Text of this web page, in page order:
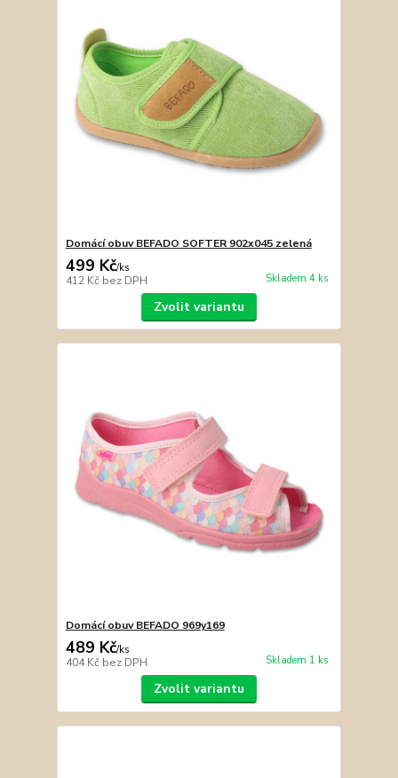
Domácí obuv BEFADO SOFTER 902x045 zelená
499 Kč/ks
412 Kč bez DPH Skladem 4 ks
Zvolit variantu
Domácí obuv BEFADO 969y169
489 Kč/ks
404 Kč bez DPH Skladem 1 ks
Zvolit variantu